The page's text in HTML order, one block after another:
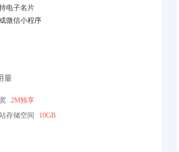
电子名片
微信小程序
量
2M独享
存储空间
10GB